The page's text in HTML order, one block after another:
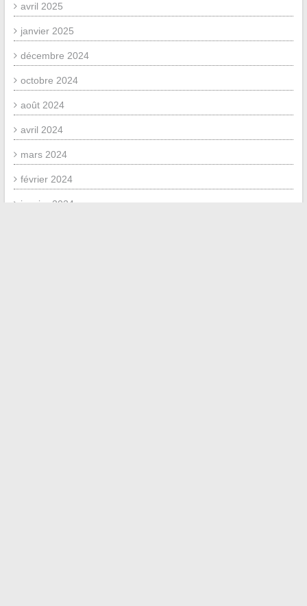
avril 2025
janvier 2025
décembre 2024
octobre 2024
août 2024
avril 2024
mars 2024
février 2024
janvier 2024